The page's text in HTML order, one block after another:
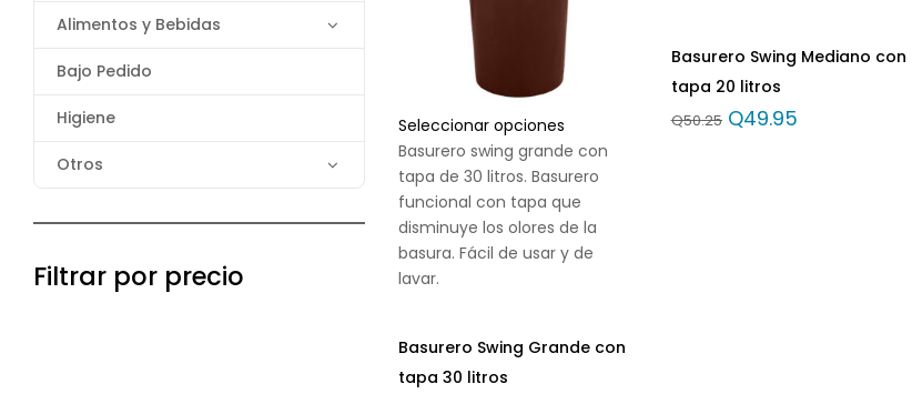
Alimentos y Bebidas
Bajo Pedido
Higiene
Otros
Filtrar por precio
Seleccionar opciones
Basurero swing grande con
tapa de 30 litros. Basurero
funcional con tapa que
disminuye los olores de la
basura. Fácil de usar y de
lavar.
Basurero Swing Grande con
tapa 30 litros
Basurero Swing Mediano con
tapa 20 litros
Q50.25 Q49.95